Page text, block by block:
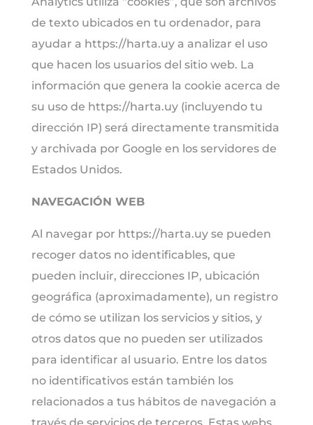
de texto ubicados en tu ordenador, para
ayudar a https://harta.uy a analizar el uso
que hacen los usuarios del sitio web. La
información que genera la cookie acerca de
su uso de https://harta.uy (incluyendo tu
dirección IP) será directamente transmitida
y archivada por Google en los servidores de
Estados Unidos.
NAVEGACIÓN WEB
Al navegar por https://harta.uy se pueden
recoger datos no identificables, que
pueden incluir, direcciones IP, ubicación
geográfica (aproximadamente), un registro
de cómo se utilizan los servicios y sitios, y
otros datos que no pueden ser utilizados
para identificar al usuario. Entre los datos
no identificativos están también los
relacionados a tus hábitos de navegación a